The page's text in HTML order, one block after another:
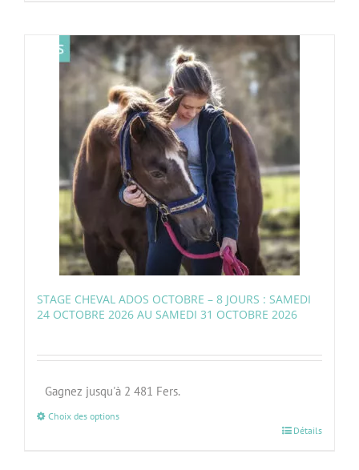
STAGE CHEVAL ADOS OCTOBRE – 8 JOURS : SAMEDI
24 OCTOBRE 2026 AU SAMEDI 31 OCTOBRE 2026
Gagnez jusqu'à 2 481 Fers.
Choix des options
Détails